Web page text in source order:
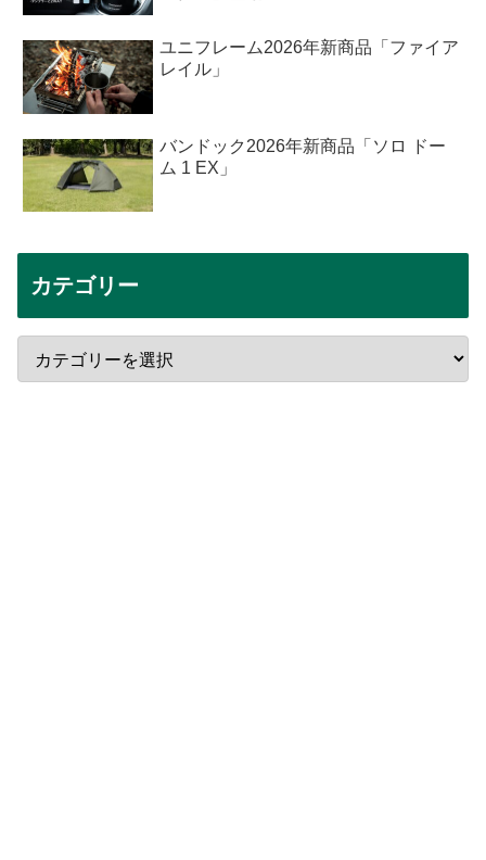
ユニフレーム2026年新商品「ファイア
レイル」
バンドック2026年新商品「ソロ ドー
ム 1 EX」
カテゴリー